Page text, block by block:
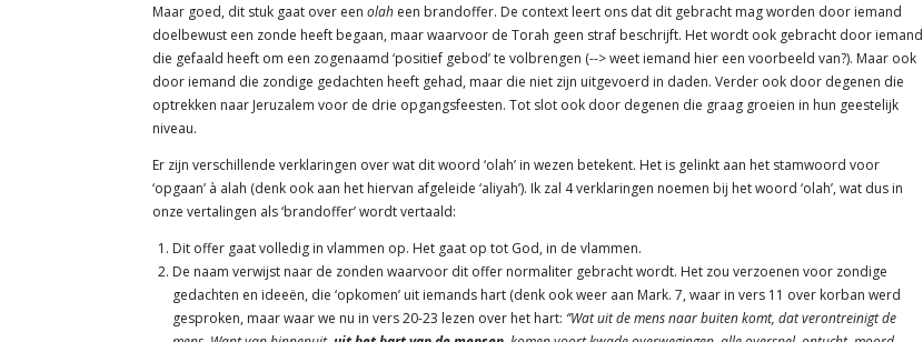
Maar goed, dit stuk gaat over een olah een brandoffer. De context leert ons dat dit gebracht mag worden door iemand
doelbewust een zonde heeft begaan, maar waarvoor de Torah geen straf beschrijft. Het wordt ook gebracht door iemand
die gefaald heeft om een zogenaamd ‘positief gebod’ te volbrengen (--> weet iemand hier een voorbeeld van?). Maar ook
door iemand die zondige gedachten heeft gehad, maar die niet zijn uitgevoerd in daden. Verder ook door degenen die
optrekken naar Jeruzalem voor de drie opgangsfeesten. Tot slot ook door degenen die graag groeien in hun geestelijk
niveau.
Er zijn verschillende verklaringen over wat dit woord ‘olah’ in wezen betekent. Het is gelinkt aan het stamwoord voor
‘opgaan’ à alah (denk ook aan het hiervan afgeleide ‘aliyah’). Ik zal 4 verklaringen noemen bij het woord ‘olah’, wat dus in
onze vertalingen als ‘brandoffer’ wordt vertaald:
Dit offer gaat volledig in vlammen op. Het gaat op tot God, in de vlammen.
De naam verwijst naar de zonden waarvoor dit offer normaliter gebracht wordt. Het zou verzoenen voor zondige
gedachten en ideeën, die ‘opkomen’ uit iemands hart (denk ook weer aan Mark. 7, waar in vers 11 over korban werd
gesproken, maar waar we nu in vers 20-23 lezen over het hart: ‘’Wat uit de mens naar buiten komt, dat verontreinigt de